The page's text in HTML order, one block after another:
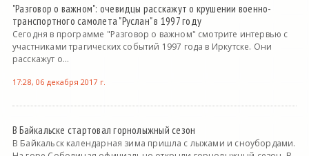
"Разговор о важном": очевидцы расскажут о крушении военно-
транспортного самолета "Руслан" в 1997 году
Сегодня в программе "Разговор о важном" смотрите интервью с
участниками трагических событий 1997 года в Иркутске. Они
расскажут о...
17:28, 06 декабря 2017 г.
В Байкальске стартовал горнолыжный сезон
В Байкальск календарная зима пришла с лыжами и сноубордами.